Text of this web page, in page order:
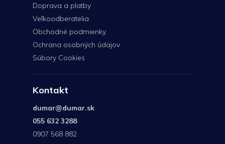
Doprava a platby
Veľkoodberatelia
Obchodné podmienky
Ochrana osobných údajov
Súbory Cookies
Kontakt
dumar@dumar.sk
055 632 3288
0907 568 882